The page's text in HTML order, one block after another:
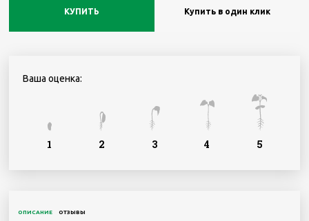
КУПИТЬ Купить в один клик
Ваша оценка:
5
4
3
2
1
ОПИСАНИЕ ОТЗЫВЫ